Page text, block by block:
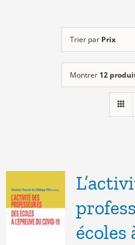
Les événements
Trier par Prix
Montrer 12
écoles